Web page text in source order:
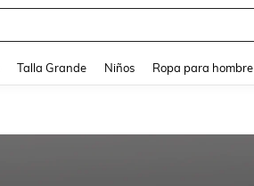
Talla Grande Niños Ropa para hombre